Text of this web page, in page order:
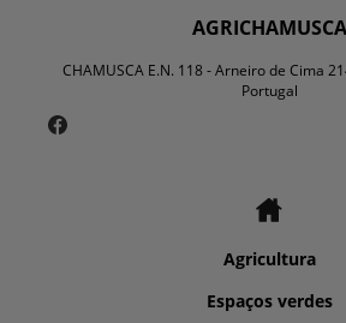
AGRICHAMUSCA
CHAMUSCA E.N. 118 - Arneiro de Cima
Portugal
Agricultura
Espaços verdes